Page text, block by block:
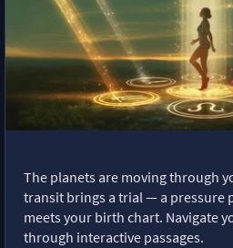
The planets are moving through
transit brings a trial — a pressure
meets your birth chart. Navigate
through interactive passages.